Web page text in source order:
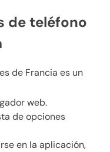
de teléfono
de Francia es un
web.
de opciones
en la aplicación,